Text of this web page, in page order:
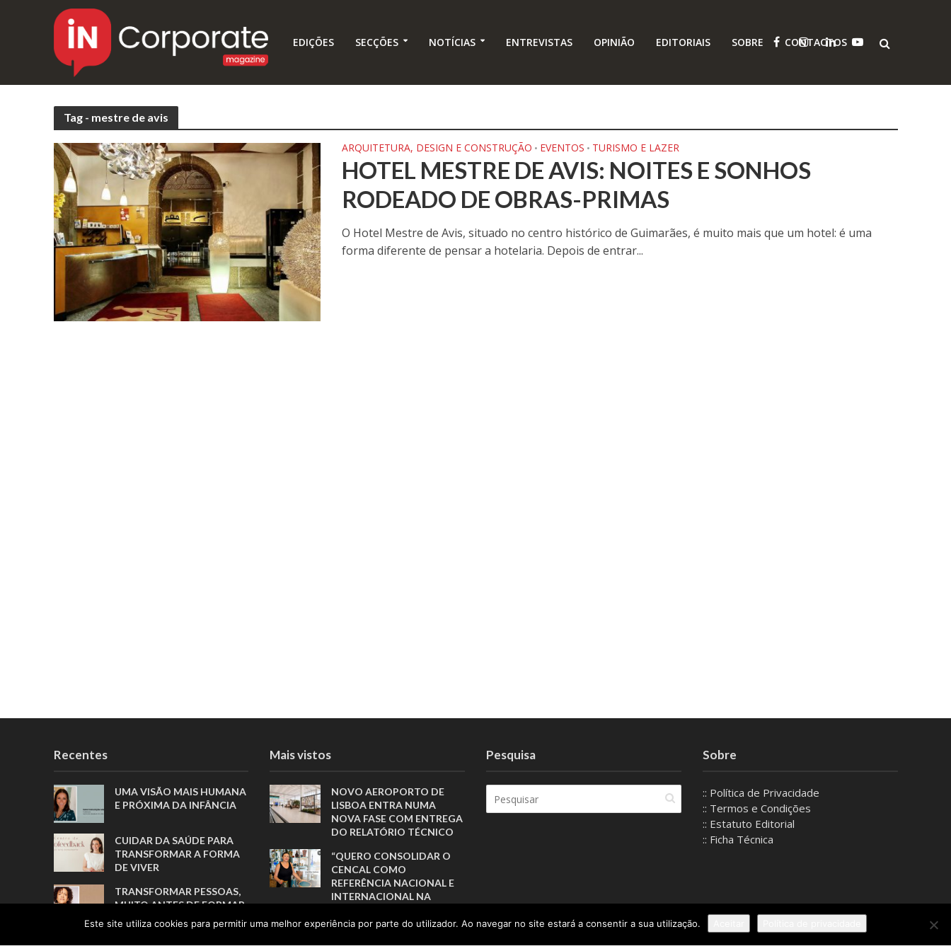
EDIÇÕES SECÇÕES NOTÍCIAS ENTREVISTAS OPINIÃO EDITORIAIS SOBRE CONTACTOS
Tag - mestre de avis
ARQUITETURA, DESIGN E CONSTRUÇÃO • EVENTOS • TURISMO E LAZER
HOTEL MESTRE DE AVIS: NOITES E SONHOS
RODEADO DE OBRAS-PRIMAS
O Hotel Mestre de Avis, situado no centro histórico de Guimarães, é muito mais que um hotel: é uma
forma diferente de pensar a hotelaria. Depois de entrar...
Recentes
UMA VISÃO MAIS HUMANA
E PRÓXIMA DA INFÂNCIA
CUIDAR DA SAÚDE PARA
TRANSFORMAR A FORMA
DE VIVER
TRANSFORMAR PESSOAS,
MUITO ANTES DE FORMAR
ATLETAS
Mais vistos
NOVO AEROPORTO DE
LISBOA ENTRA NUMA
NOVA FASE COM ENTREGA
DO RELATÓRIO TÉCNICO
“QUERO CONSOLIDAR O
CENCAL COMO
REFERÊNCIA NACIONAL E
INTERNACIONAL NA
CERÂMICA E O VIDRO”
O FUTURO DO DESPORTO
Pesquisa Sobre
:: Política de Privacidade
:: Termos e Condições
:: Estatuto Editorial
:: Ficha Técnica
Este site utiliza cookies para permitir uma melhor experiência por parte do utilizador. Ao navegar no site estará a consentir a sua utilização.